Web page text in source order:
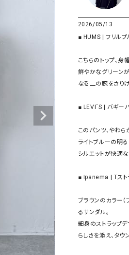
そ
す
帽子
ソックス・その他雑貨
サロペット・オーバーオ
スカート
ジャケット・アウター
サロペット・オーバーオ
her.（
and
Our.（
1%（
1
ーパー
adidas
2026/05/13
■ HUMS | フリルプ
こちらのトップ、
鮮やかなグリーン
なる二の腕をさり
■ LEVI´S | バギー
このパンツ、やわ
ライトブルーの明
シルエットが快適
■ Ipanema | Tスト
ブラウンのカラー
るサンダル。
細身のストラップ
らしさを添え、タウ